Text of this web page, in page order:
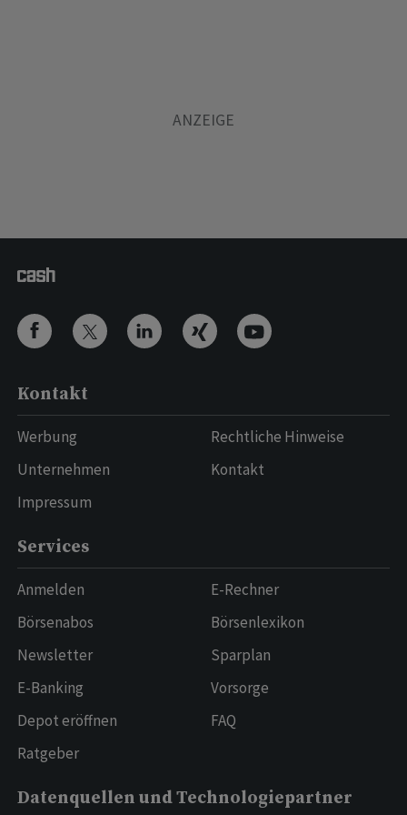
Kontakt
Werbung
Unternehmen
Impressum
Rechtliche Hinweise
Kontakt
Services
Anmelden
Börsenabos
Newsletter
E-Banking
Depot eröffnen
Ratgeber
E-Rechner
Börsenlexikon
Sparplan
Vorsorge
FAQ
Datenquellen und Technologiepartner